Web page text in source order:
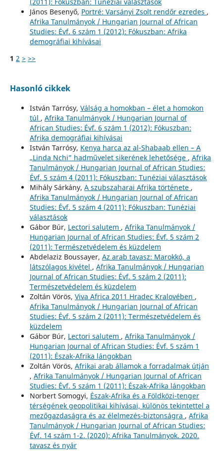
János Besenyő, Portré: Varsányi Zsolt rendőr ezredes ,
Afrika Tanulmányok / Hungarian Journal of African
Studies: Évf. 6 szám 1 (2012): Fókuszban: Afrika
demográfiai kihívásai
1 2 > >>
Hasonló cikkek
István Tarrósy, Válság a homokban – élet a homokon
túl , Afrika Tanulmányok / Hungarian Journal of
African Studies: Évf. 6 szám 1 (2012): Fókuszban:
Afrika demográfiai kihívásai
István Tarrósy, Kenya harca az al-Shabaab ellen – A
„Linda Nchi” hadművelet sikerének lehetősége , Afrika
Tanulmányok / Hungarian Journal of African Studies:
Évf. 5 szám 4 (2011): Fókuszban: Tunéziai választások
Mihály Sárkány, A szubszaharai Afrika története ,
Afrika Tanulmányok / Hungarian Journal of African
Studies: Évf. 5 szám 4 (2011): Fókuszban: Tunéziai
választások
Gábor Búr, Lectori salutem , Afrika Tanulmányok /
Hungarian Journal of African Studies: Évf. 5 szám 2
(2011): Természetvédelem és küzdelem
Abdelaziz Boussayer, Az arab tavasz: Marokkó, a
látszólagos kivétel , Afrika Tanulmányok / Hungarian
Journal of African Studies: Évf. 5 szám 2 (2011):
Természetvédelem és küzdelem
Zoltán Vörös, Viva Africa 2011 Hradec Kralovében ,
Afrika Tanulmányok / Hungarian Journal of African
Studies: Évf. 5 szám 2 (2011): Természetvédelem és
küzdelem
Gábor Búr, Lectori salutem , Afrika Tanulmányok /
Hungarian Journal of African Studies: Évf. 5 szám 1
(2011): Észak-Afrika lángokban
Zoltán Vörös, Afrikai arab államok a forradalmak útján
, Afrika Tanulmányok / Hungarian Journal of African
Studies: Évf. 5 szám 1 (2011): Észak-Afrika lángokban
Norbert Somogyi, Észak-Afrika és a Földközi-tenger
térségének geopolitikai kihívásai, különös tekintettel a
mezőgazdaságra és az élelmezés-biztonságra , Afrika
Tanulmányok / Hungarian Journal of African Studies:
Évf. 14 szám 1-2. (2020): Afrika Tanulmányok. 2020.
tavasz és nyár